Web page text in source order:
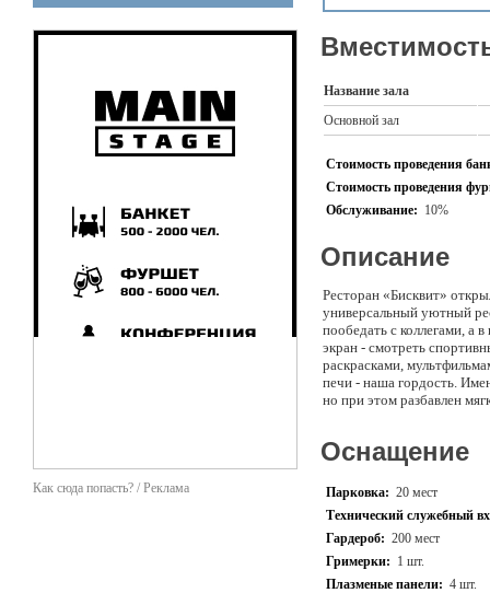
Как сюда попасть? / Реклама
Название зала
Основной зал
Стоимость проведения
Стоимость проведения
Обслуживание: 10%
Описание
Ресторан «Бисквит»
универсальный уютный
пообедать с коллегами,
экран - смотреть
раскрасками,
печи - наша гордость.
но при этом разбавлен
НАША КУХНЯ
В нашем ресторане
дополняет раздел с
Также у нас большая
нашим основным меню. По
специальные
нашей доставки.
Оснащение
Парковка: 20 мест
Технический служебный
Гардероб: 200 мест
Гримерки: 1 шт.
Плазменые панели: 4 шт.